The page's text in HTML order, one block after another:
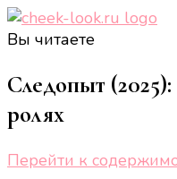
здоровом образе
еде.
Вы читаете
Следопыт
ролях
Перейти к